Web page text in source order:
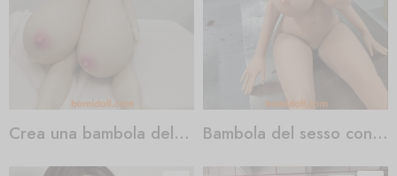
Crea una bambola del sesso Bambola del sesso con seno piatto